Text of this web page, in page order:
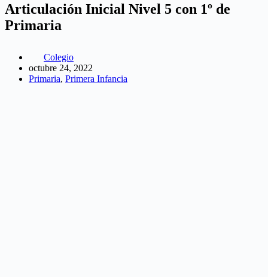
Articulación Inicial Nivel 5 con 1º de
Primaria
Colegio
octubre 24, 2022
Primaria, Primera Infancia